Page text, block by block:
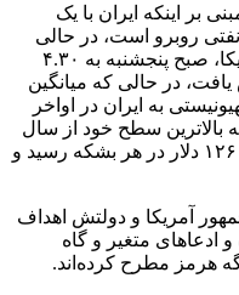
بر اینکه ایران با یک
روبرو است، در حالی
مطرح می‌شود که قیمت بنزین در آمریکا، صبح پنجشنبه به ۴.۳۰
در حالی که میانگین
به ایران در اواخر
نفت به بالاترین سطح خود از سال
۲۰۲۲ رسید و اواخر چهارشنبه شب به ۱۲۶ دلار در هر بشکه رسید و
آمریکا و دولتش اهداف
ادعاهای متغیر و گاه
هرمز مطرح کرده‌اند.